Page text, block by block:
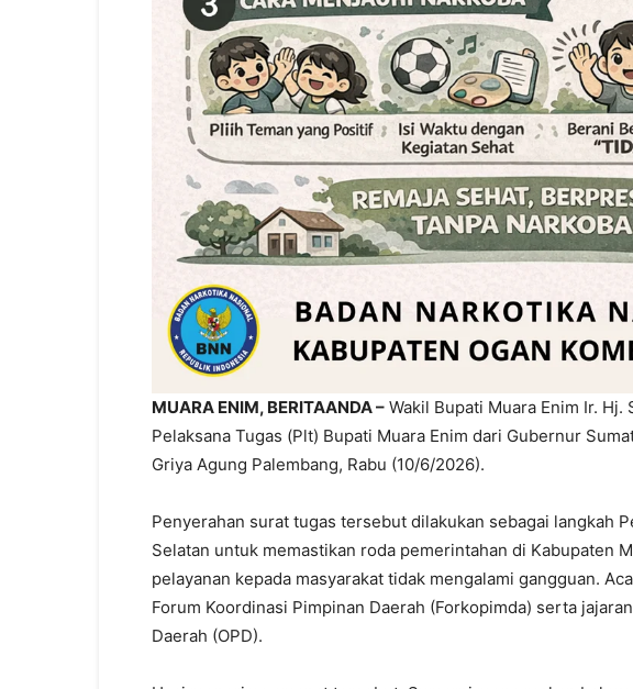
MUARA ENIM, BERITAANDA – Wakil Bupati Muara Enim Ir.
Pelaksana Tugas (Plt) Bupati Muara Enim dari Gubernur
Griya Agung Palembang, Rabu (10/6/2026).
Penyerahan surat tugas tersebut dilakukan sebagai langkah
Selatan untuk memastikan roda pemerintahan di Kabupaten
pelayanan kepada masyarakat tidak mengalami gangguan.
Forum Koordinasi Pimpinan Daerah (Forkopimda) serta
Daerah (OPD).